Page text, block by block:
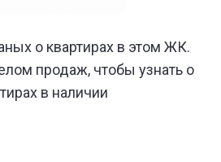
о квартирах в этом ЖК.
продаж, чтобы узнать о
в наличии